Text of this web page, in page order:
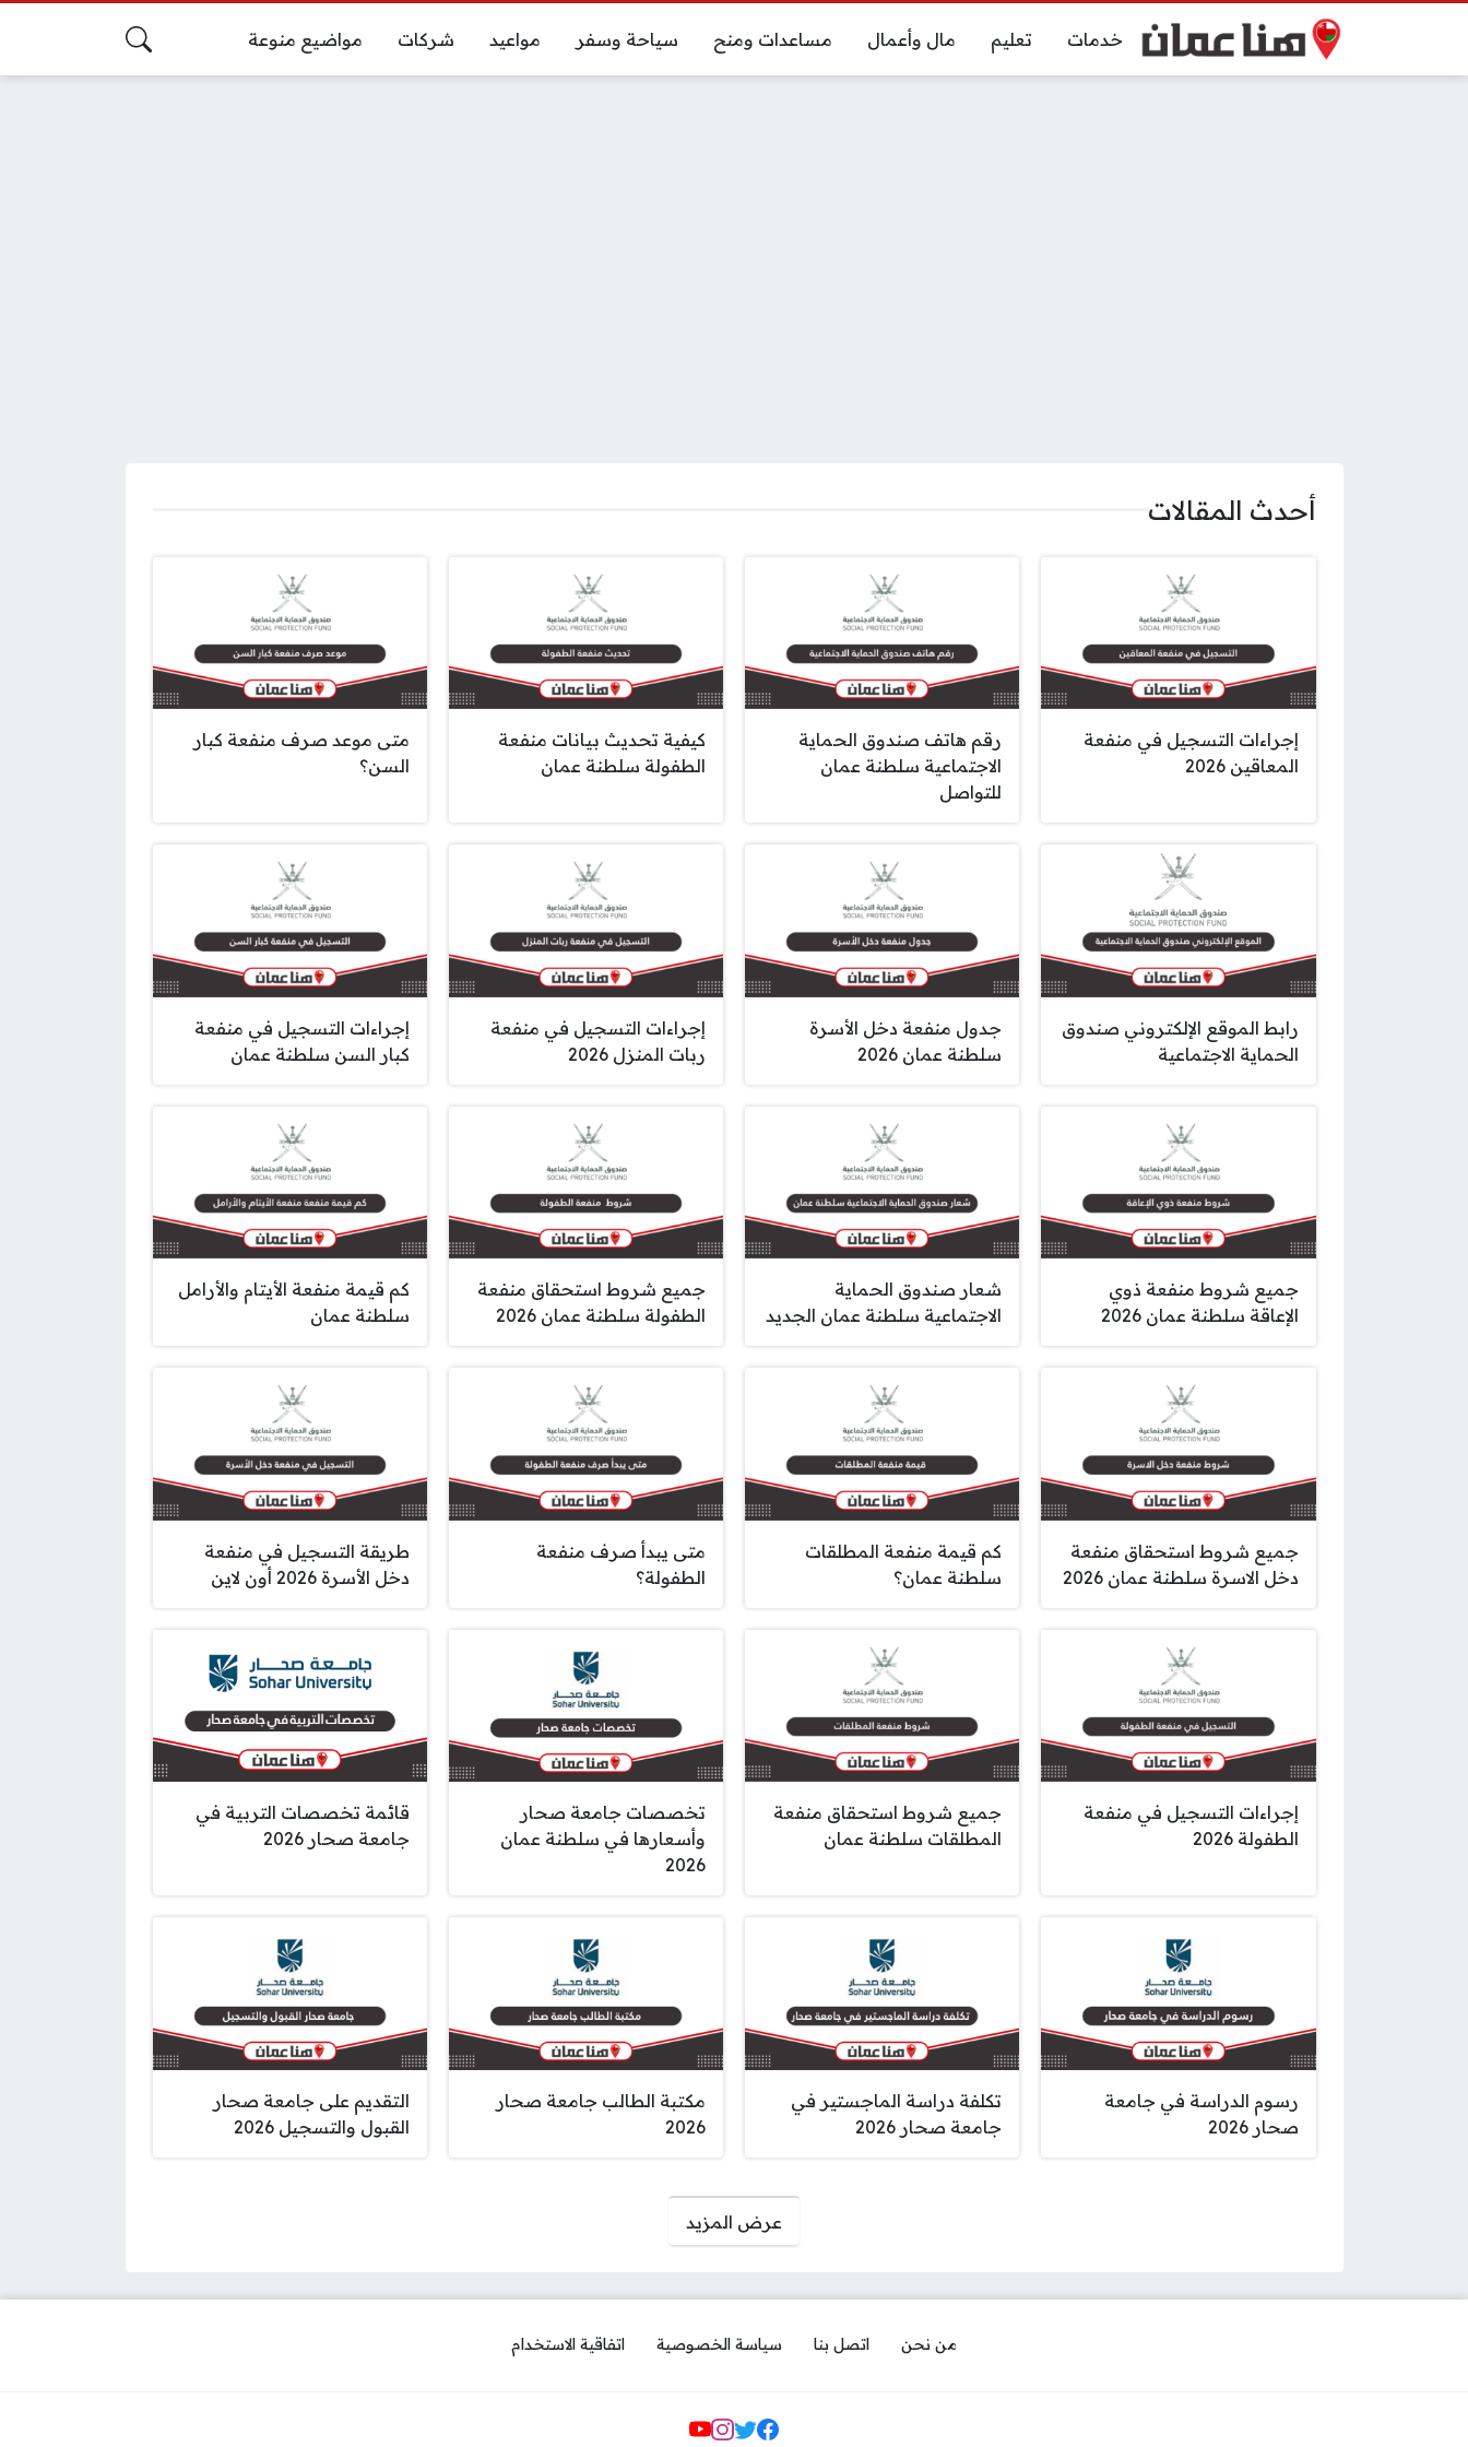
خدمات تعليم مال وأعمال مساعدات ومنح سياحة وسفر مواعيد شركات مواضيع منوعة
أحدث المقالات
إجراءات التسجيل في منفعة
المعاقين 2026
رقم هاتف صندوق الحماية
الاجتماعية سلطنة عمان
للتواصل
كيفية تحديث بيانات منفعة
الطفولة سلطنة عمان
متى موعد صرف منفعة كبار
السن؟
رابط الموقع الإلكتروني صندوق
الحماية الاجتماعية
جدول منفعة دخل الأسرة
سلطنة عمان 2026
إجراءات التسجيل في منفعة
ربات المنزل 2026
إجراءات التسجيل في منفعة
كبار السن سلطنة عمان
جميع شروط منفعة ذوي
الإعاقة سلطنة عمان 2026
شعار صندوق الحماية
الاجتماعية سلطنة عمان الجديد
جميع شروط استحقاق منفعة
الطفولة سلطنة عمان 2026
كم قيمة منفعة الأيتام والأرامل
سلطنة عمان
جميع شروط استحقاق منفعة
دخل الاسرة سلطنة عمان 2026
كم قيمة منفعة المطلقات
سلطنة عمان؟
متى يبدأ صرف منفعة
الطفولة؟
طريقة التسجيل في منفعة
دخل الأسرة 2026 أون لاين
إجراءات التسجيل في منفعة
الطفولة 2026
جميع شروط استحقاق منفعة
المطلقات سلطنة عمان
تخصصات جامعة صحار
وأسعارها في سلطنة عمان
2026
قائمة تخصصات التربية في
جامعة صحار 2026
رسوم الدراسة في جامعة
صحار 2026
تكلفة دراسة الماجستير في
جامعة صحار 2026
مكتبة الطالب جامعة صحار
2026
التقديم على جامعة صحار
القبول والتسجيل 2026
عرض المزيد
من نحن اتصل بنا سياسة الخصوصية اتفاقية الاستخدام
مواقع التواصل